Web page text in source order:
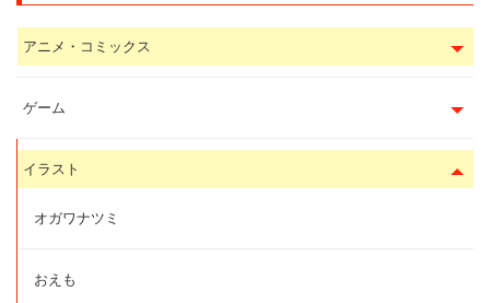
アニメ・コミックス
ゲーム
イラスト
オガワナツミ
おえも